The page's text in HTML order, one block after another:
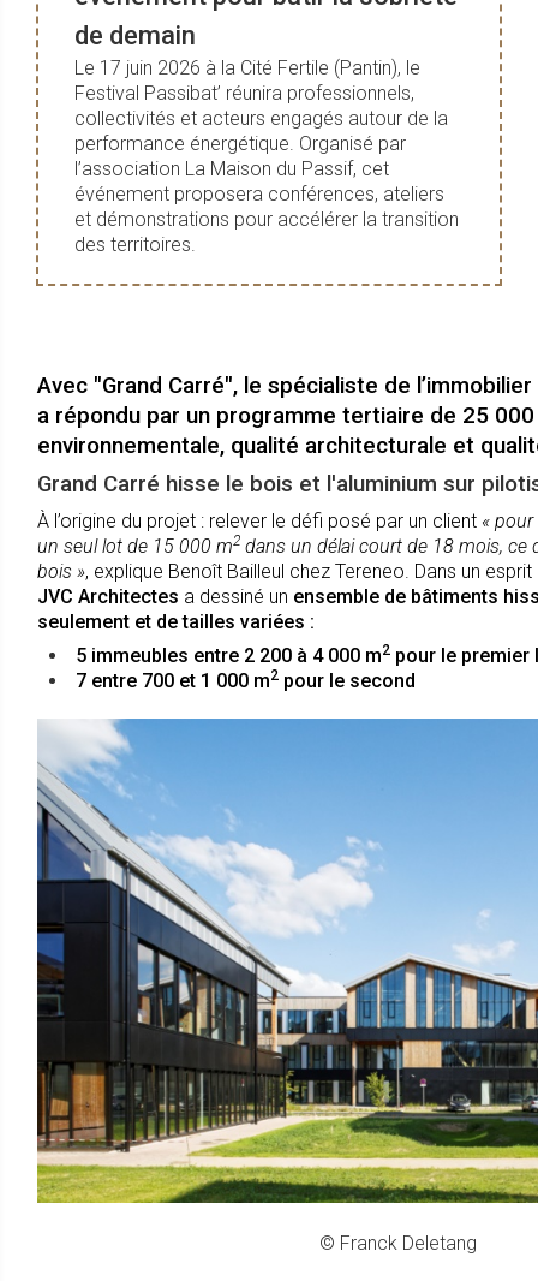
de demain
Le 17 juin 2026 à la Cité Fertile (Pantin), le
Festival Passibat’ réunira professionnels,
collectivités et acteurs engagés autour de la
performance énergétique. Organisé par
l’association La Maison du Passif, cet
événement proposera conférences, ateliers
et démonstrations pour accélérer la transition
des territoires.
Avec "Grand Carré", le spécialiste de
a répondu par un programme tertiaire de 25
environnementale, qualité architecturale et
Grand Carré hisse le bois et l'aluminium sur
À l’origine du projet : relever le défi posé par un client «
un seul lot de 15 000 m2 dans un délai court de 18 mois,
bois », explique Benoît Bailleul chez Tereneo. Dans un
JVC Architectes a dessiné un ensemble de bâtiments
seulement et de tailles variées :
5 immeubles entre 2 200 à 4 000 m2 pour le premier
7 entre 700 et 1 000 m2 pour le second
© Franck Deletang